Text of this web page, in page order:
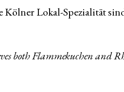
Kölner Lokal-Spezialität
both Flammekuchen and